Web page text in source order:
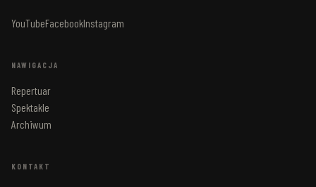
YouTubeFacebookInstagram
NAWIGACJA
Repertuar
Spektakle
Archiwum
KONTAKT